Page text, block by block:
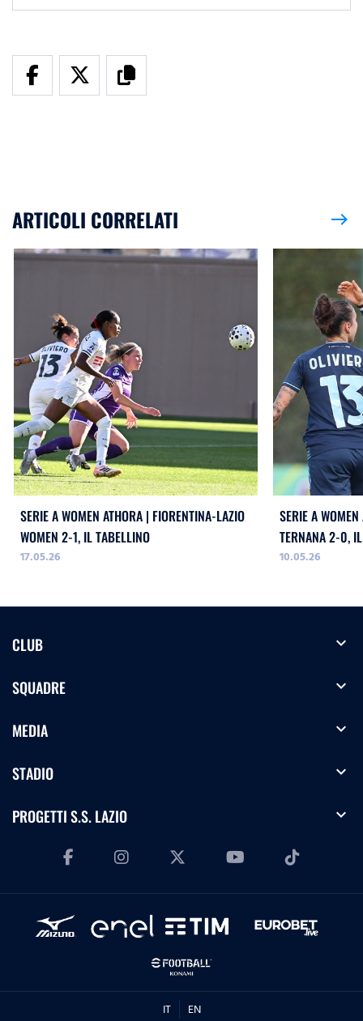
ARTICOLI CORRELATI east
SERIE A WOMEN ATHORA | FIORENTINA-LAZIO
WOMEN 2-1, IL TABELLINO
17.05.26
SERIE A
TERNANA 2-0,
10.05.26
CLUB expand_more
SQUADRE expand_more
MEDIA expand_more
STADIO expand_more
PROGETTI S.S. LAZIO expand_more
IT EN